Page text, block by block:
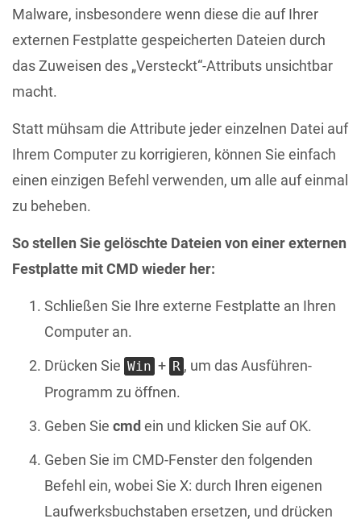
Malware, insbesondere wenn diese die auf Ihrer
externen Festplatte gespeicherten Dateien durch
das Zuweisen des „Versteckt“-Attributs unsichtbar
macht.
Statt mühsam die Attribute jeder einzelnen Datei auf
Ihrem Computer zu korrigieren, können Sie einfach
einen einzigen Befehl verwenden, um alle auf einmal
zu beheben.
So stellen Sie gelöschte Dateien von einer externen
Festplatte mit CMD wieder her:
Schließen Sie Ihre externe Festplatte an Ihren
Computer an.
Drücken Sie Win + R , um das Ausführen-
Programm zu öffnen.
Geben Sie cmd ein und klicken Sie auf OK.
Geben Sie im CMD-Fenster den folgenden
Befehl ein, wobei Sie X: durch Ihren eigenen
Laufwerksbuchstaben ersetzen, und drücken